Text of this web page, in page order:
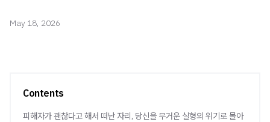
May 18, 2026
Contents
피해자가 괜찮다고 해서 떠난 자리, 당신을 무거운 실형의 위기로 몰아